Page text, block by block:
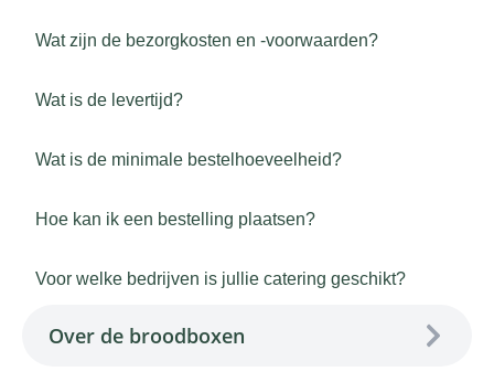
Wat zijn de bezorgkosten en -voorwaarden?
Wat is de levertijd?
Wat is de minimale bestelhoeveelheid?
Hoe kan ik een bestelling plaatsen?
Voor welke bedrijven is jullie catering geschikt?
Over de broodboxen